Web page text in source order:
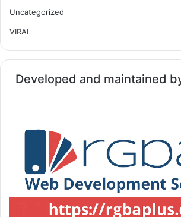
Uncategorized
VIRAL
Developed and maintained